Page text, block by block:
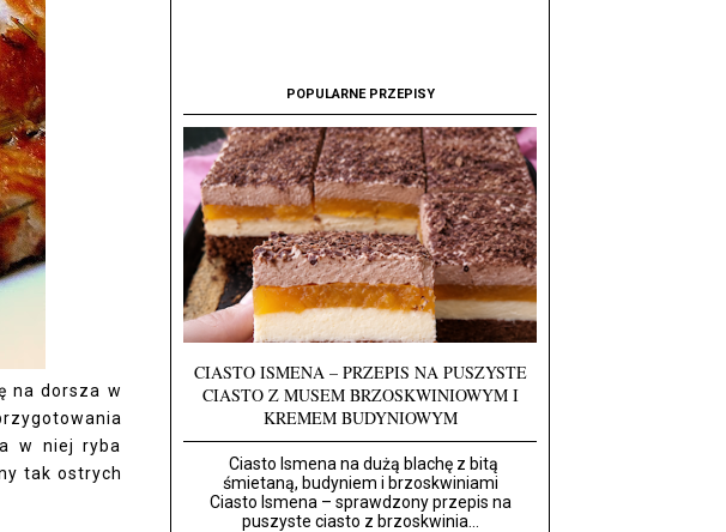
na dorsza w
w niej ryba
tak ostrych
POPULARNE PRZEPISY
CIASTO ISMENA – PRZEPIS NA PUSZYSTE
CIASTO Z MUSEM BRZOSKWINIOWYM I
KREMEM BUDYNIOWYM
Ciasto Ismena na dużą blachę z bitą
śmietaną, budyniem i brzoskwiniami
Ciasto Ismena – sprawdzony przepis na
puszyste ciasto z brzoskwinia...